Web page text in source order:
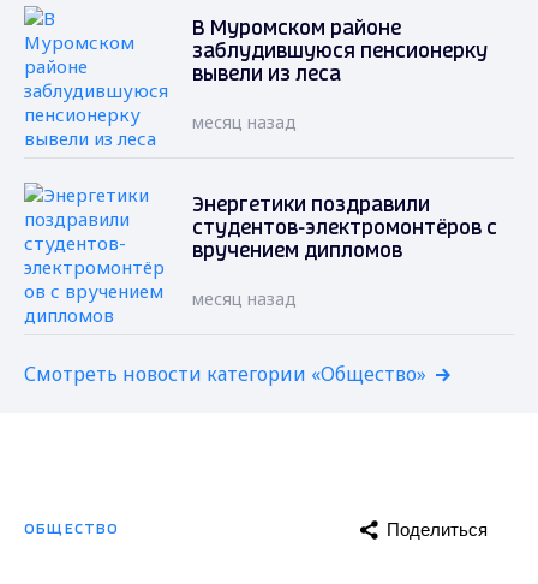
В Муромском районе
заблудившуюся пенсионерку
вывели из леса
месяц назад
Энергетики поздравили
студентов-электромонтёров с
вручением дипломов
месяц назад
Смотреть новости категории «Общество»
ОБЩЕСТВО Поделиться